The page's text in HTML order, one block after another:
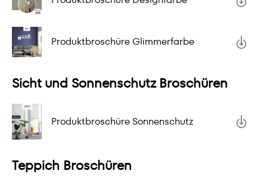
Produktbroschüre Glimmerfarbe
Sicht und Sonnenschutz Broschüren
Produktbroschüre Sonnenschutz
Teppich Broschüren